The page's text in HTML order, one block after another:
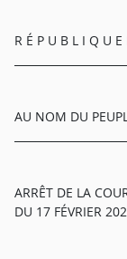
R É P U B L I Q U
AU NOM DU
ARRÊT DE LA
DU 17 FÉVRIER